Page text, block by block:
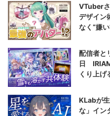
VTuber
デザイン
なく“嫌
配信者と
日
くり上げ
KLabが
な」イン